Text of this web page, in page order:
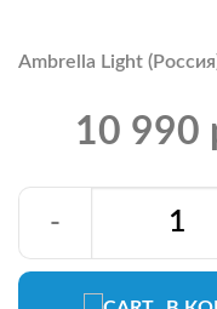
Ambrella Light
10 990
-